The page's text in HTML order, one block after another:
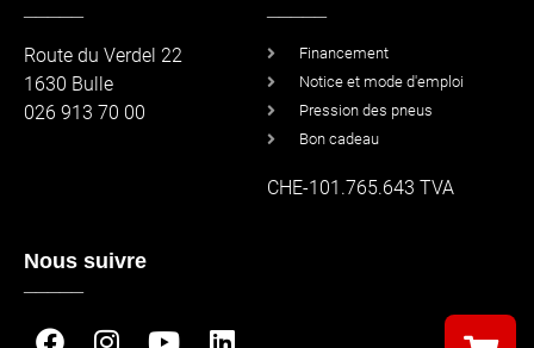
Route du Verdel 22
1630 Bulle
026 913 70 00
Financement
Notice et mode d'emploi
Pression des pneus
Bon cadeau
CHE-101.765.643 TVA
Nous suivre